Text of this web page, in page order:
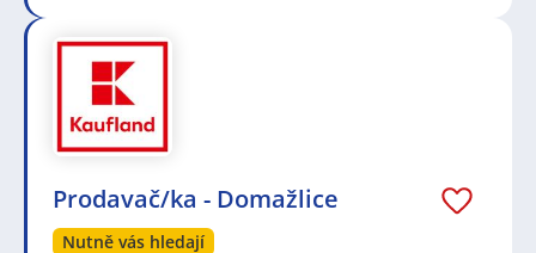
Prodavač/ka - Domažlice
Nutně vás hledají